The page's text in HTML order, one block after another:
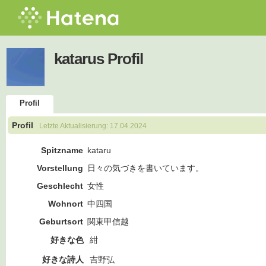
katarus Profil
Profil
Profil Letzte Aktualisierung: 17.04.2024
Spitzname kataru
Vorstellung
日々の気づきを書いています。
Geschlecht 女性
Wohnort 中四国
Geburtsort 関東甲信越
好きな色
紺
好きな詩人 吉野弘